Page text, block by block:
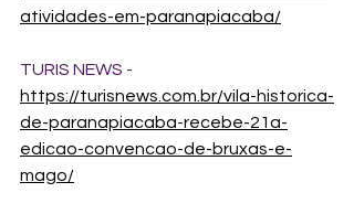
atividades-em-paranapiacaba/
TURIS NEWS -
https://turisnews.com.br/vila-historica-
de-paranapiacaba-recebe-21a-
edicao-convencao-de-bruxas-e-
mago/